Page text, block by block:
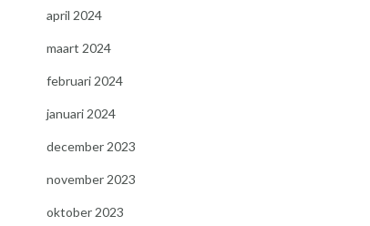
april 2024
maart 2024
februari 2024
januari 2024
december 2023
november 2023
oktober 2023